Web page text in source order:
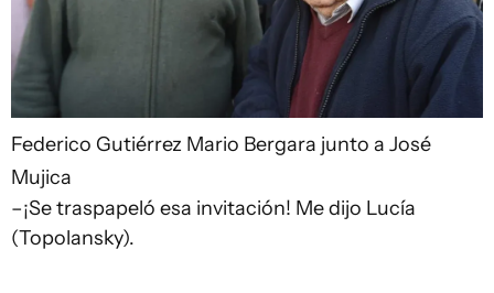
Federico Gutiérrez Mario Bergara junto a José
Mujica
–¡Se traspapeló esa invitación! Me dijo Lucía
(Topolansky).